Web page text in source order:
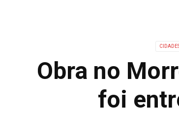
Obra no
foi